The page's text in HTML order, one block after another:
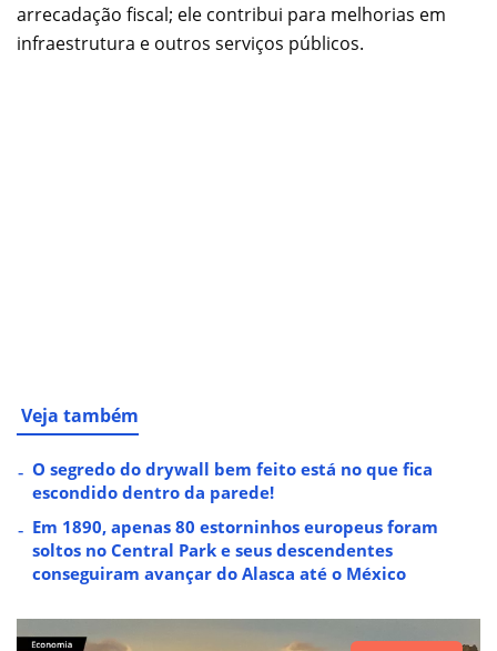
arrecadação fiscal; ele contribui para melhorias em
infraestrutura e outros serviços públicos.
Veja também
O segredo do drywall bem feito está no que fica
escondido dentro da parede!
Em 1890, apenas 80 estorninhos europeus foram
soltos no Central Park e seus descendentes
conseguiram avançar do Alasca até o México